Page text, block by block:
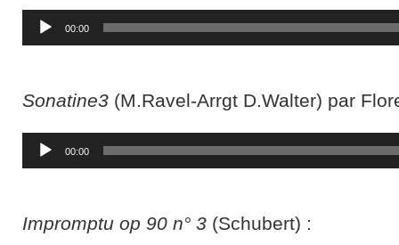
Lecteur
audio
00:00
Sonatine3 (M.Ravel-Arrgt D.Walter) par
Lecteur
audio
00:00
Impromptu op 90 n° 3 (Schubert) :